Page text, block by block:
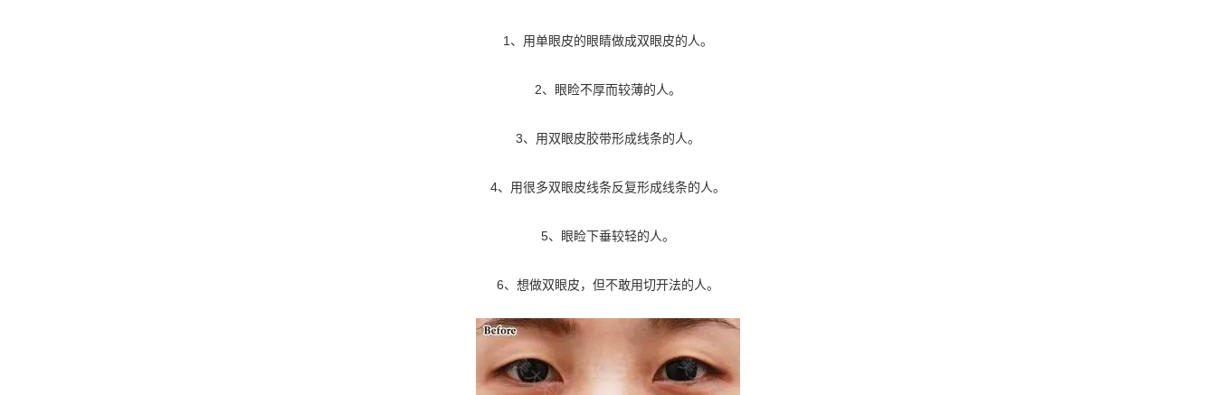
1、用单眼皮的眼睛做成双眼皮的人。
2、眼睑不厚而较薄的人。
3、用双眼皮胶带形成线条的人。
4、用很多双眼皮线条反复形成线条的人。
5、眼睑下垂较轻的人。
6、想做双眼皮，但不敢用切开法的人。